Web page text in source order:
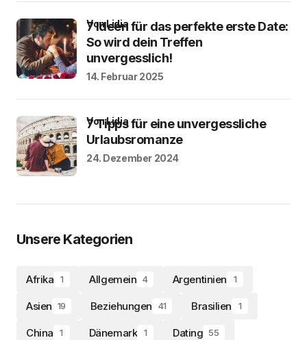
7 Ideen für das perfekte erste Date:
So wird dein Treffen
unvergesslich!
von Lidia
14. Februar 2025
7 Tipps für eine unvergessliche
Urlaubsromanze
von Lidia
24. Dezember 2024
Unsere Kategorien
Afrika 1 Allgemein 4 Argentinien 1
Asien 19 Beziehungen 41 Brasilien 1
China 1 Dänemark 1 Dating 55